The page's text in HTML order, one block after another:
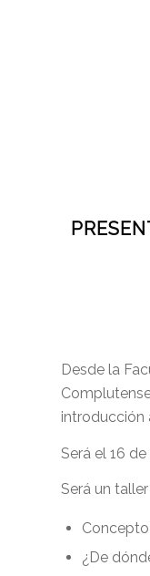
Desde la
introducción
Será el 16
Será un
¿De